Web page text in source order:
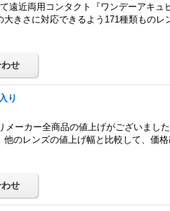
遠近両用コンタクト『ワンデーアキュ
きさに対応できるよう171種類ものレ
り
メーカー全商品の値上げがございまし
のレンズの値上げ幅と比較して、価